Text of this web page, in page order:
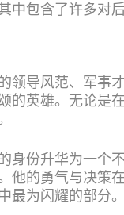
中包含了许多对
导风范、军事
的英雄。无论是
身份升华为一个
他的勇气与决策
最为闪耀的部分。